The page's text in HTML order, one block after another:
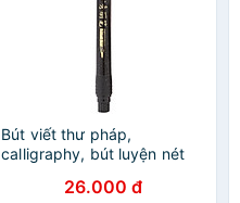
Bút viết thư pháp,
calligraphy, bút luyện nét
pháp hiện đại26.000 đ